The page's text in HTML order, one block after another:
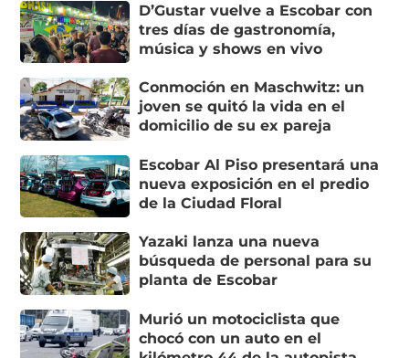
D’Gustar vuelve a Escobar con
tres días de gastronomía,
música y shows en vivo
Conmoción en Maschwitz: un
joven se quitó la vida en el
domicilio de su ex pareja
Escobar Al Piso presentará una
nueva exposición en el predio
de la Ciudad Floral
Yazaki lanza una nueva
búsqueda de personal para su
planta de Escobar
Murió un motociclista que
chocó con un auto en el